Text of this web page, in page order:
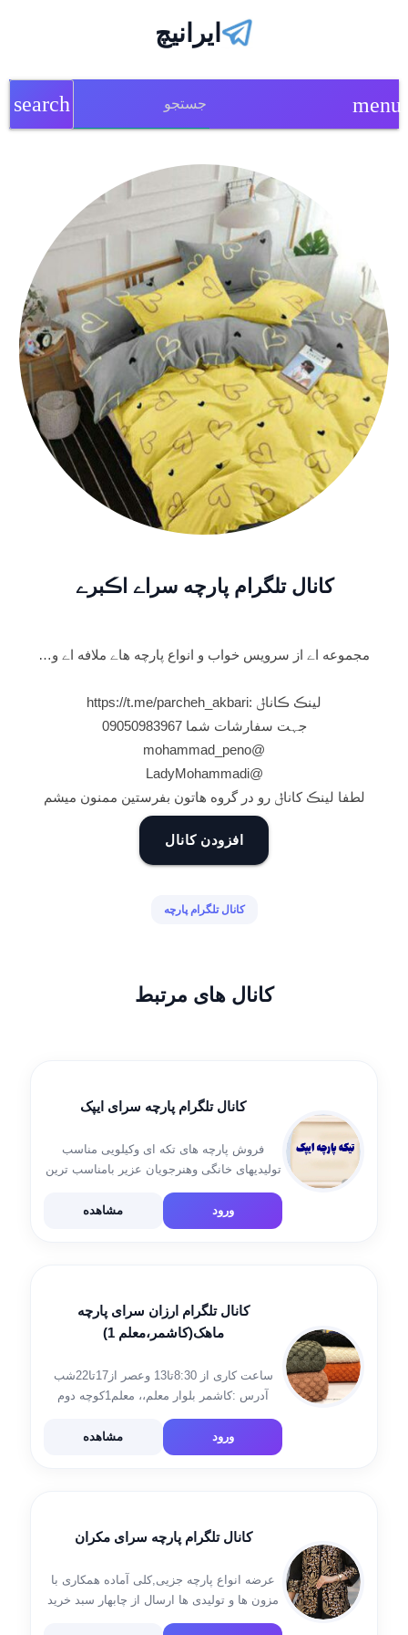
ایرانیچ
menu
search
کانال تلگرام پارچه سراے اڪبرے
مجموعه اے از سرویس خواب و انواع پارچه هاے ملافه اے و…
لینڪ ڪاناݪ :https://t.me/parcheh_akbari
جہت سفارشات شما 09050983967
@mohammad_peno
@LadyMohammadi
لطفا لینڪ کاناݪ رو در گروه هاتون بفرستین ممنون میشم
افزودن کانال
کانال تلگرام پارچه
کانال های مرتبط
کانال تلگرام پارچه سرای ایپک
فروش پارچه های تکه ای وکیلویی مناسب
تولیدیهای خانگی وهنرجویان عزیر بامناسب ترین
گروه https://t.me/tekeparcheipakورود مشاهده
کانال تلگرام ارزان سرای پارچه
ماهک(کاشمر،معلم 1)
ساعت کاری از 8:30تا13 وعصر از17تا22شب
آدرس :کاشمر بلوار معلم،، معلم1کوچه دوم
051_55231205 آیدی مدیر جهت سفارش👇
ورود مشاهده
کانال تلگرام پارچه سرای مکران
عرضه انواع پارچه جزیی,کلی آماده همکاری با
مزون ها و تولیدی ها ارسال از چابهار سبد خرید